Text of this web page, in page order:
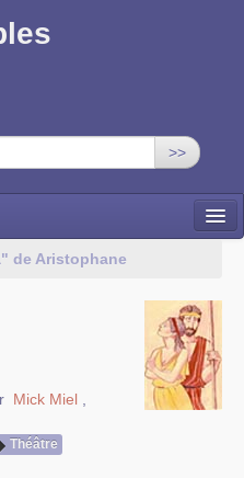
>>
de Aristophane
Mick Miel
Théâtre